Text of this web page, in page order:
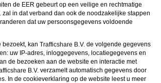
de EER gebeurt op een veilige en rechtmatige
zal in dat verband dan ook de noodzakelijke stappen
dat uw persoonsgegevens voldoende
bezoekt, kan
de volgende gegevens
uw IP-adres, inloggegevens, locatiegegevens en
de bezoeken aan de website en interactie met
verzamelt automatisch gegevens door
In de cookieverklaring op de website leest u meer